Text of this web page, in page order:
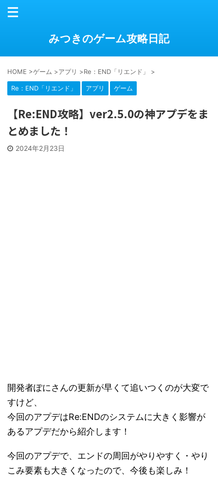
みつきのゲーム攻略日記
HOME >ゲーム >アプリ >Re：END「リエンド」 >
Re：END「リエンド」 アプリ ゲーム
【Re:END攻略】ver2.5.0の神アプデをま
とめました！
2024年2月23日
開発者ぽにさんの更新が早くて追いつくのが大変で
すけど、
今回のアプデはRe:ENDのシステムに大きく影響が
あるアプデだから紹介します！
今回のアプデで、エンドの周回がやりやすく・やり
こみ要素も大きくなったので、今後も楽しみ！